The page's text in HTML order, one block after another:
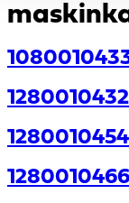
1080010433
1280010432